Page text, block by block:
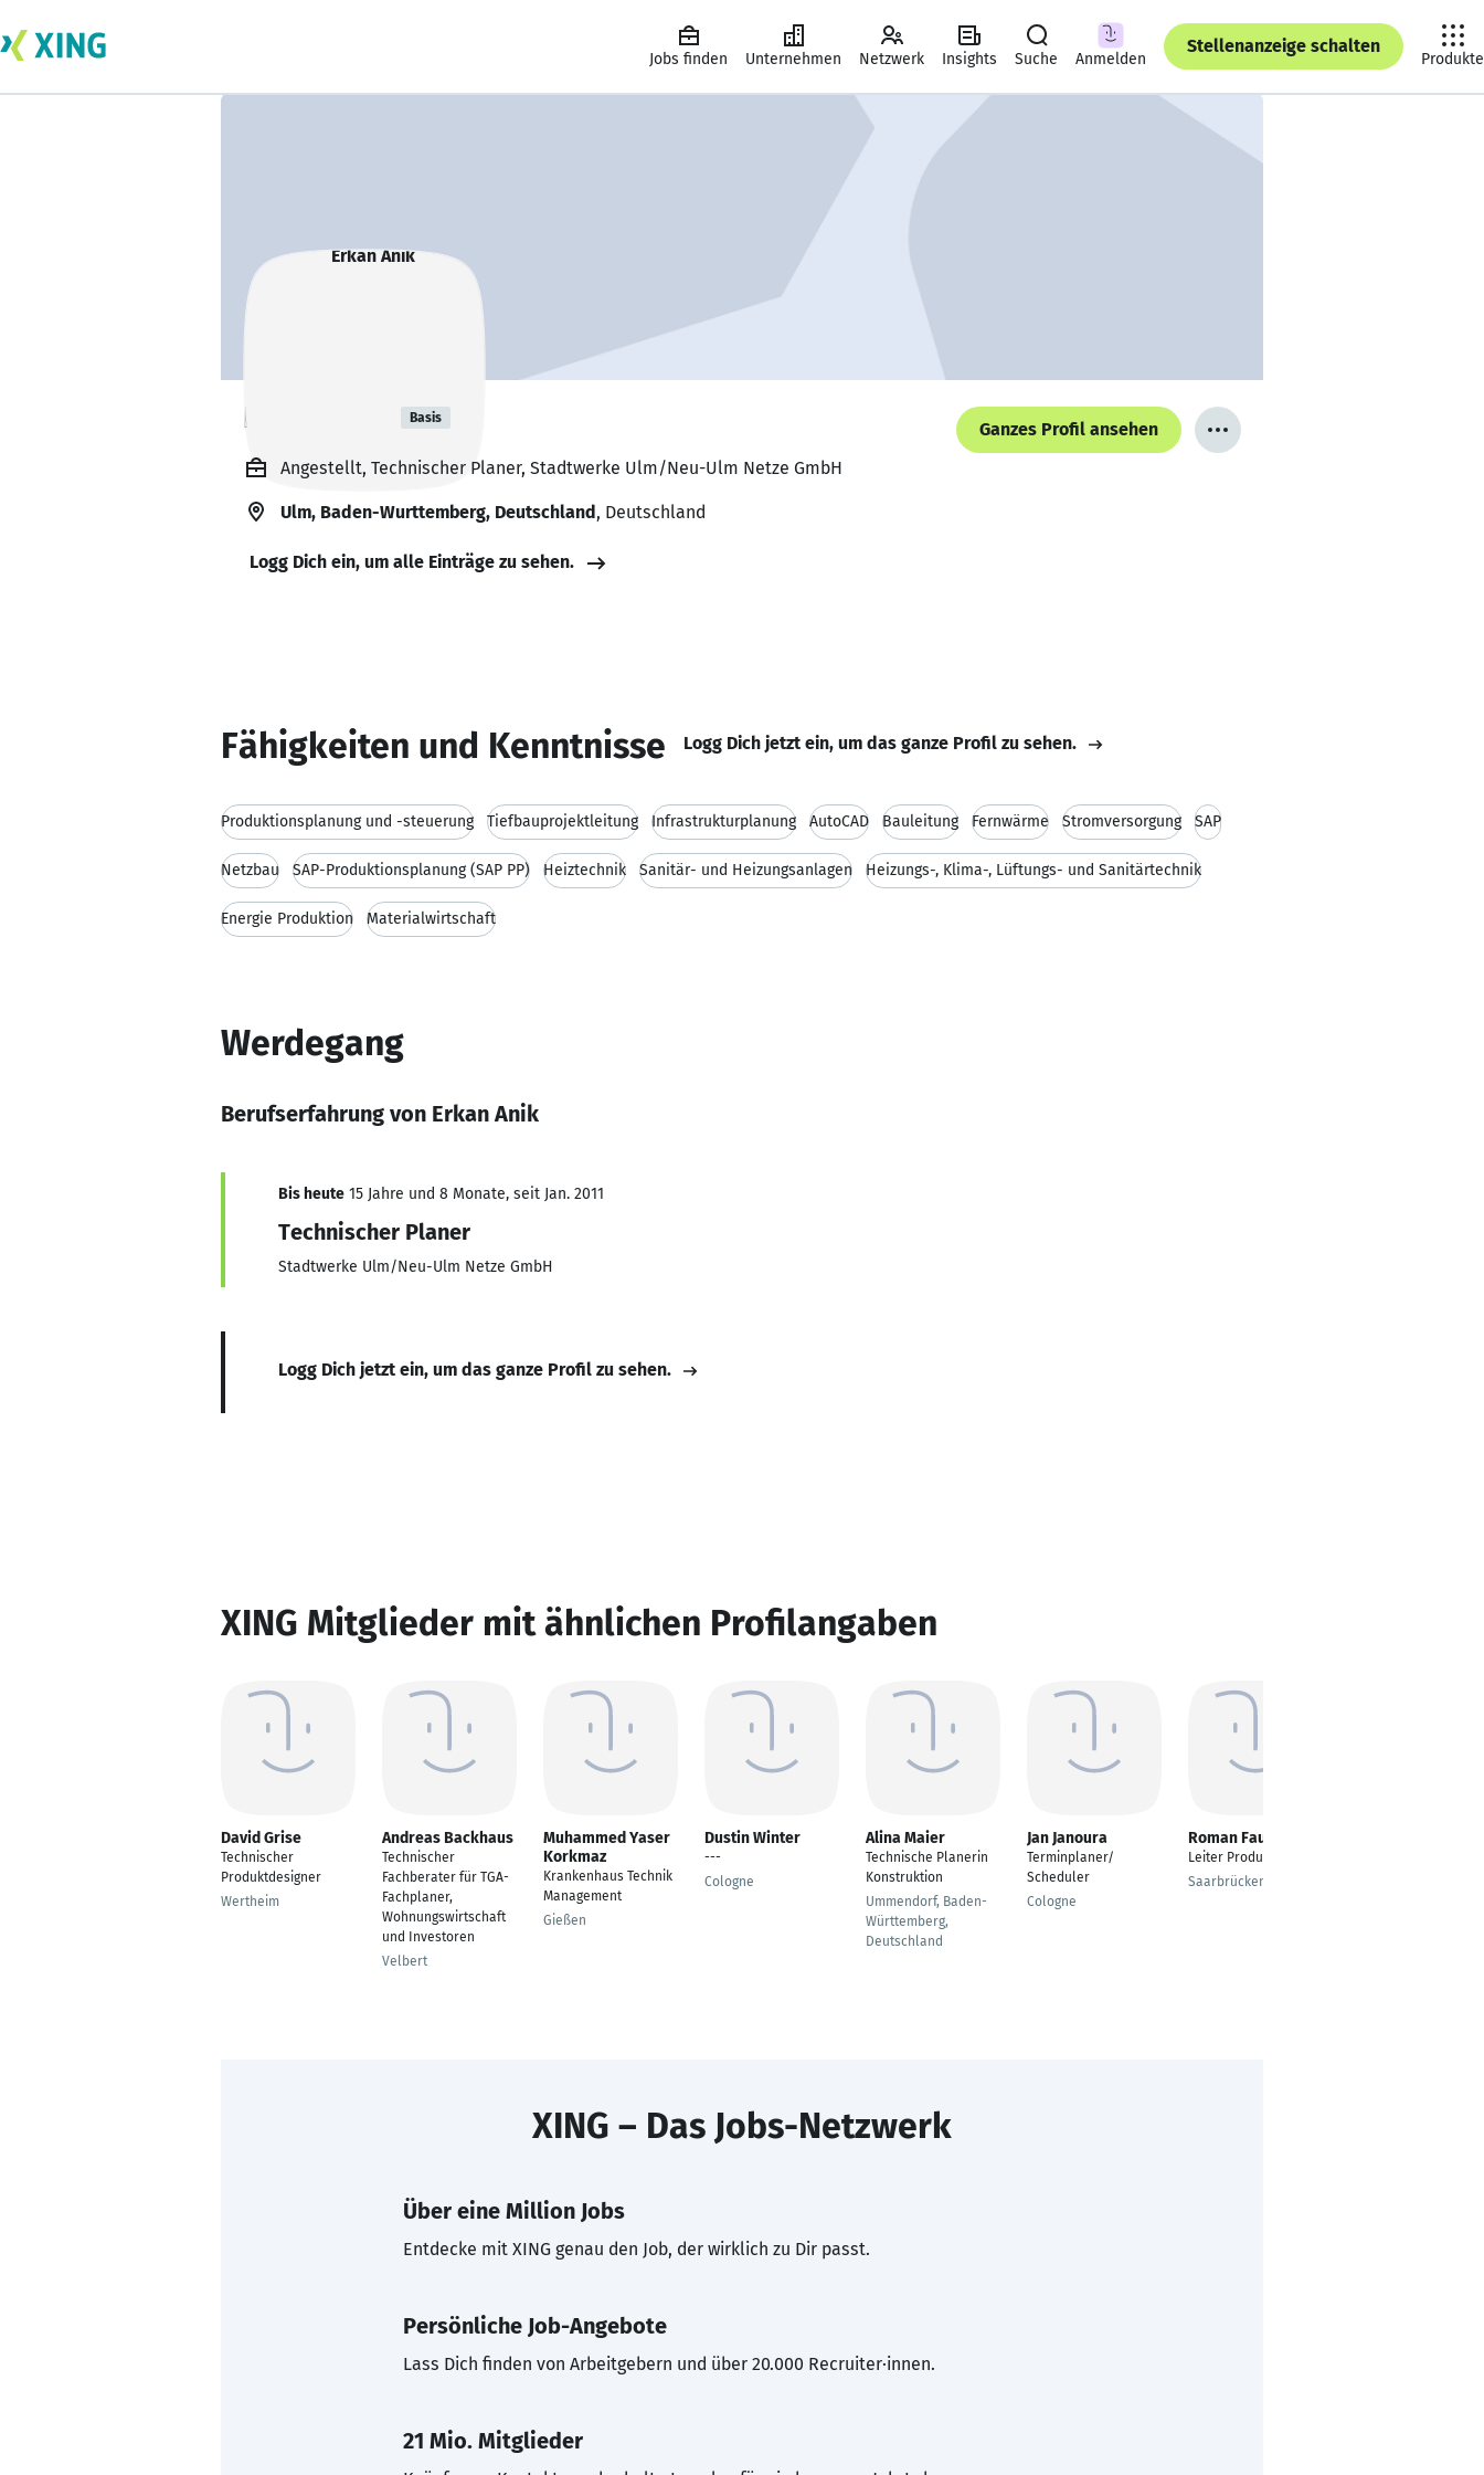
Jobs finden Unternehmen Netzwerk Insights Suche Anmelden
Stellenanzeige schalten
Produkte
Erkan Anik Basis
Ganzes Profil ansehen
Angestellt, Technischer Planer, Stadtwerke Ulm/Neu-Ulm Netze GmbH
Ulm, Baden-Wurttemberg, Deutschland, Deutschland
Logg Dich ein, um alle Einträge zu sehen.
Fähigkeiten und Kenntnisse Logg Dich jetzt ein, um das ganze Profil zu sehen.
Produktionsplanung und -steuerung Tiefbauprojektleitung Infrastrukturplanung AutoCAD Bauleitung Fernwärme Stromversorgung SAP
Netzbau SAP-Produktionsplanung (SAP PP) Heiztechnik Sanitär- und Heizungsanlagen Heizungs-, Klima-, Lüftungs- und Sanitärtechnik
Energie Produktion Materialwirtschaft
Werdegang
Berufserfahrung von Erkan Anik
Bis heute 15 Jahre und 8 Monate, seit Jan. 2011
Technischer Planer
Stadtwerke Ulm/Neu-Ulm Netze GmbH
Logg Dich jetzt ein, um das ganze Profil zu sehen.
XING Mitglieder mit ähnlichen Profilangaben
David Grise
Technischer
Produktdesigner
Wertheim
Andreas Backhaus
Technischer
Fachberater für TGA-
Fachplaner,
Wohnungswirtschaft
und Investoren
Velbert
Muhammed Yaser
Korkmaz
Krankenhaus Technik
Management
Gießen
Dustin Winter
---
Cologne
Alina Maier
Technische Planerin
Konstruktion
Ummendorf, Baden-
Württemberg,
Deutschland
Jan Janoura
Terminplaner/
Scheduler
Cologne
Roman Faust
Leiter Produktion
Saarbrücken
XING – Das Jobs-Netzwerk
Über eine Million Jobs
Entdecke mit XING genau den Job, der wirklich zu Dir passt.
Persönliche Job-Angebote
Lass Dich finden von Arbeitgebern und über 20.000 Recruiter·innen.
21 Mio. Mitglieder